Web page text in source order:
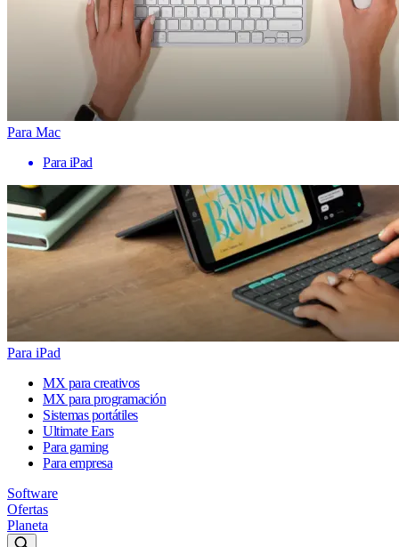
Para Mac
Para iPad
Para iPad
MX para creativos
MX para programación
Sistemas portátiles
Ultimate Ears
Para gaming
Para empresa
Software
Ofertas
Planeta